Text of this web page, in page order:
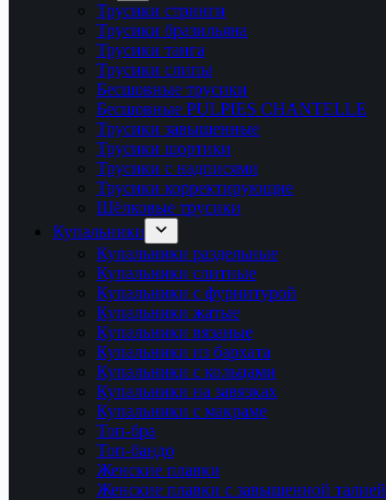
Трусики стринги
Трусики бразильяна
Трусики танга
Трусики слипы
Бесшовные трусики
Бесшовные PULPIES CHANTELLE
Трусики завышенные
Трусики шортики
Трусики с надписями
Трусики корректирующие
Шёлковые трусики
Купальники
Купальники раздельные
Купальники слитные
Купальники с фурнитурой
Купальники жатые
Купальники вязаные
Купальники из бархата
Купальники с кольцами
Купальники на завязках
Купальники с макраме
Топ-бра
Топ-бандо
Женские плавки
Женские плавки с завышенной талией